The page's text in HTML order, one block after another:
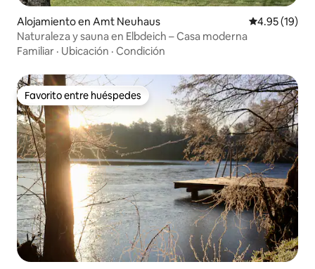
Alojamiento en Amt Neuhaus Calificación
4.95 (19)
Naturaleza y sauna en Elbdeich – Casa moderna
Familiar · Ubicación · Condición
Favorito entre huéspedes
Favorito entre huéspedes